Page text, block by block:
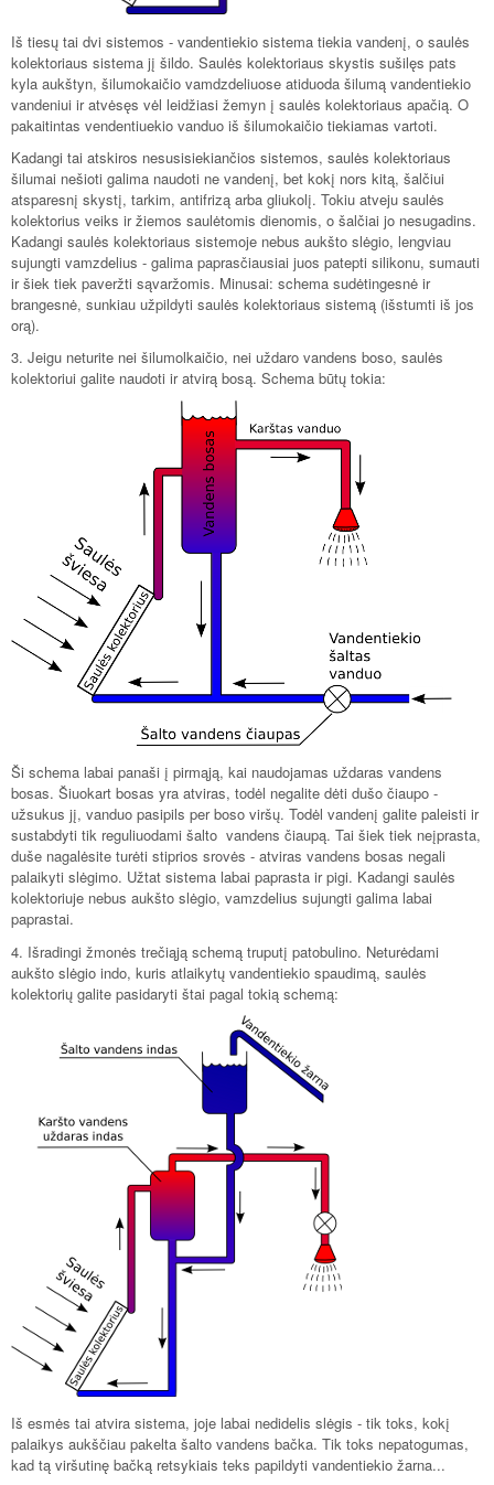
Iš tiesų tai dvi sistemos - vandentiekio sistema tiekia vandenį, o saulės
kolektoriaus sistema jį šildo. Saulės kolektoriaus skystis sušilęs pats
kyla aukštyn, šilumokaičio vamdzdeliuose atiduoda šilumą vandentiekio
vandeniui ir atvėsęs vėl leidžiasi žemyn į saulės kolektoriaus apačią. O
pakaitintas vendentiuekio vanduo iš šilumokaičio tiekiamas vartoti.
Kadangi tai atskiros nesusisiekiančios sistemos, saulės kolektoriaus
šilumai nešioti galima naudoti ne vandenį, bet kokį nors kitą, šalčiui
atsparesnį skystį, tarkim, antifrizą arba gliukolį. Tokiu atveju saulės
kolektorius veiks ir žiemos saulėtomis dienomis, o šalčiai jo nesugadins.
Kadangi saulės kolektoriaus sistemoje nebus aukšto slėgio, lengviau
sujungti vamzdelius - galima paprasčiausiai juos patepti silikonu, sumauti
ir šiek tiek paveržti sąvaržomis. Minusai: schema sudėtingesnė ir
brangesnė, sunkiau užpildyti saulės kolektoriaus sistemą (išstumti iš jos
orą).
3. Jeigu neturite nei šilumolkaičio, nei uždaro vandens boso, saulės
kolektoriui galite naudoti ir atvirą bosą. Schema būtų tokia:
Ši schema labai panaši į pirmąją, kai naudojamas uždaras vandens
bosas. Šiuokart bosas yra atviras, todėl negalite dėti dušo čiaupo -
užsukus jį, vanduo pasipils per boso viršų. Todėl vandenį galite paleisti ir
sustabdyti tik reguliuodami šalto vandens čiaupą. Tai šiek tiek neįprasta,
duše nagalėsite turėti stiprios srovės - atviras vandens bosas negali
palaikyti slėgimo. Užtat sistema labai paprasta ir pigi. Kadangi saulės
kolektoriuje nebus aukšto slėgio, vamzdelius sujungti galima labai
paprastai.
4. Išradingi žmonės trečiąją schemą truputį patobulino. Neturėdami
aukšto slėgio indo, kuris atlaikytų vandentiekio spaudimą, saulės
kolektorių galite pasidaryti štai pagal tokią schemą:
Iš esmės tai atvira sistema, joje labai nedidelis slėgis - tik toks, kokį
palaikys aukščiau pakelta šalto vandens bačka. Tik toks nepatogumas,
kad tą viršutinę bačką retsykiais teks papildyti vandentiekio žarna...